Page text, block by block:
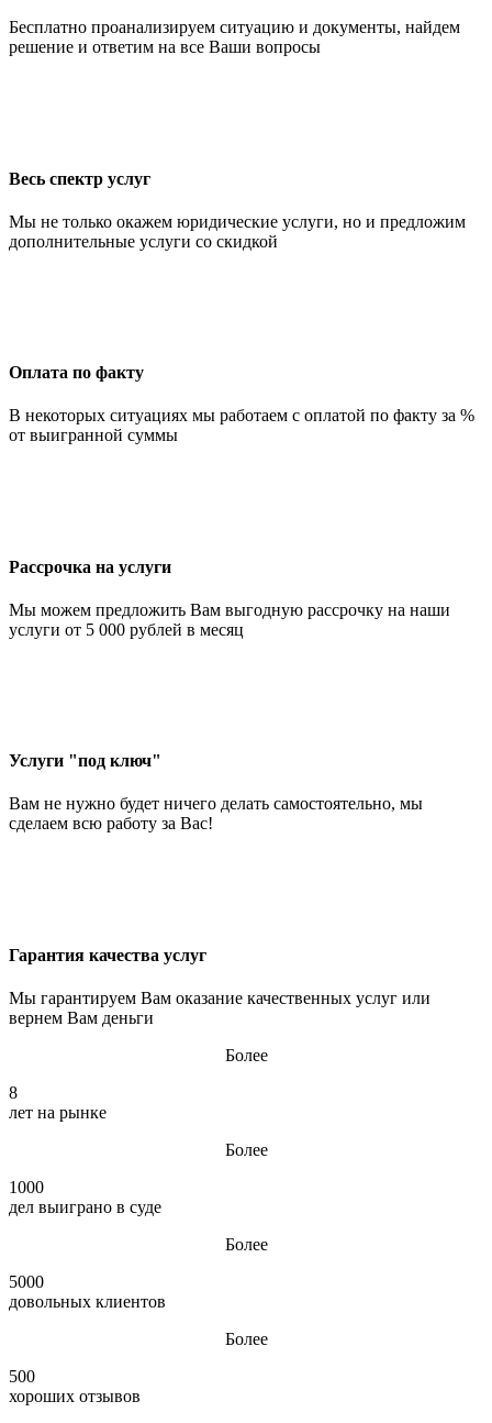
Бесплатно проанализируем ситуацию и документы, найдем
решение и ответим на все Ваши вопросы
Весь спектр услуг
Мы не только окажем юридические услуги, но и предложим
дополнительные услуги со скидкой
Оплата по факту
В некоторых ситуациях мы работаем с оплатой по факту за %
от выигранной суммы
Рассрочка на услуги
Мы можем предложить Вам выгодную рассрочку на наши
услуги от 5 000 рублей в месяц
Услуги "под ключ"
Вам не нужно будет ничего делать самостоятельно, мы
сделаем всю работу за Вас!
Гарантия качества услуг
Мы гарантируем Вам оказание качественных услуг или
вернем Вам деньги
Более
8
лет на рынке
Более
1000
дел выиграно в суде
Более
5000
довольных клиентов
Более
500
хороших отзывов